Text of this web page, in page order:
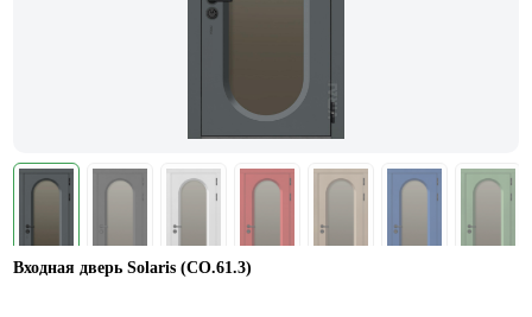
Входная дверь Solaris (СО.61.3)